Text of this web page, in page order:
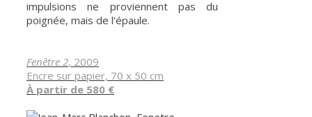
impulsions ne proviennent pas du
poignée, mais de l’épaule.
Fenêtre 2, 2009
Encre sur papier, 70 x 50 cm
À partir de 580 €